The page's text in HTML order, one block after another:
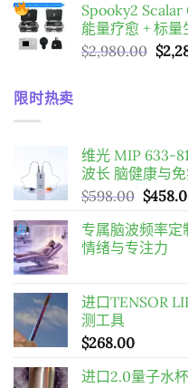
Spooky2
能量疗愈 + 标
$2,980.00 原
$
限时热卖
维光 MIP 633-
波长 脑健康与
$598.00 原
價
格：
$
专属脑波频率定
情绪与专注力
进口TENSOR
测工具
$268.00
进口2.0量子水